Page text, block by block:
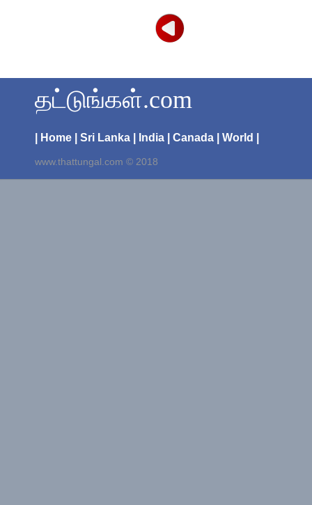
தட்டுங்கள்.com
| Home | Sri Lanka | India | Canada | World |
www.thattungal.com © 2018